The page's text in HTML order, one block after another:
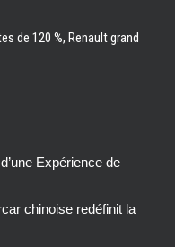
de 120 %, Renault grand
Expérience de
chinoise redéfinit la